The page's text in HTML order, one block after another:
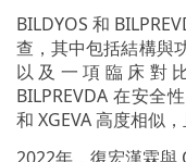
BILDYOS 和
查，其中包括結構與
以及一項臨床對
BILPREVDA 在安全
和 XGEVA 高度相似